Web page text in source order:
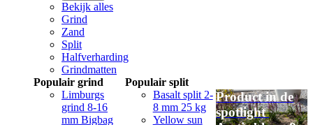
Bekijk alles
Grind
Zand
Split
Halfverharding
Grindmatten
Populair grind
Limburgs
grind 8-16
mm Bigbag
Populair split
Basalt split 2-
8 mm 25 kg
Yellow sun
Product in de
spotlight